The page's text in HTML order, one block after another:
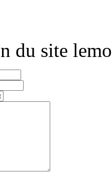
du site